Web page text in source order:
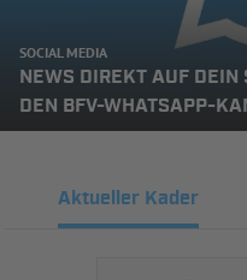
SOCIAL MEDIA
NEWS DIREKT AUF DEIN
DEN BFV-WHATSAPP-
Aktueller Kader